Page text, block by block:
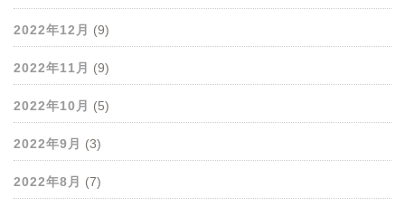
2022年12月 (9)
2022年11月 (9)
2022年10月 (5)
2022年9月 (3)
2022年8月 (7)